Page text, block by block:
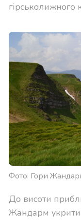
гірськолижного
Фото: Гори
До висоти
Жандарм